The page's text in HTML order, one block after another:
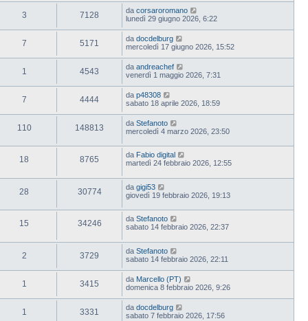
3 7128 da corsaroromano
lunedì 29 giugno 2026, 6:22
7 5171 da docdelburg
mercoledì 17 giugno 2026, 15:52
1 4543 da andreachef
venerdì 1 maggio 2026, 7:31
7 4444 da p48308
sabato 18 aprile 2026, 18:59
110 148813 da Stefanoto
mercoledì 4 marzo 2026, 23:50
18 8765 da Fabio digital
martedì 24 febbraio 2026, 12:55
28 30774 da gigi53
giovedì 19 febbraio 2026, 19:13
15 34246 da Stefanoto
sabato 14 febbraio 2026, 22:37
2 3729 da Stefanoto
sabato 14 febbraio 2026, 22:11
1 3415 da Marcello (PT)
domenica 8 febbraio 2026, 9:26
1 3331 da docdelburg
sabato 7 febbraio 2026, 17:56